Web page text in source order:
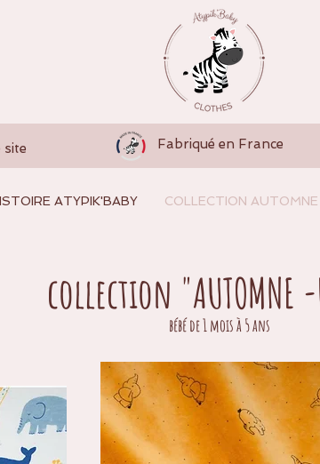
site Fabriqué en France
ATYPIK'BABY COLLECTION
collection "AUTOMNE -
bébé de 1 mois à 5 ans